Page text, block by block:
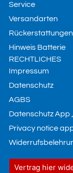
Service
Versandarten
Hinweis Batterie
RECHTLICHES
Impressum
Datenschutz
AGBS
Datenschutz App
Privacy notice
Vertrag hier